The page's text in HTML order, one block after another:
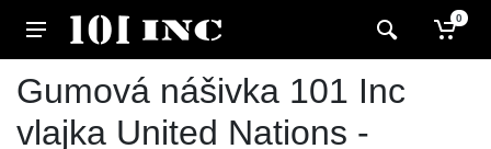
0
Gumová nášivka 101 Inc
vlajka United Nations -